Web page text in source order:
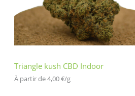
Triangle kush CBD Indoor
À partir de 4,00€/g